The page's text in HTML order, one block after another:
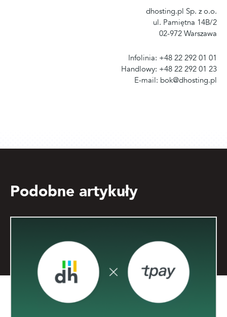
dhosting.pl Sp. z o.o.
ul. Pamiętna 14B/2
02-972 Warszawa
Infolinia: +48 22 292 01 01
Handlowy: +48 22 292 01 23
E-mail: bok@dhosting.pl
Podobne artykuły